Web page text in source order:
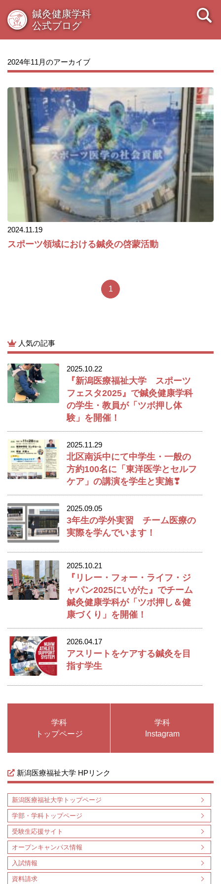
鍼灸健康学科
公式ブログ
2024年11月のアーカイブ
2024.11.19
スポーツ領域における鍼灸の啓蒙活動
1
人気の記事
2025.10.22
『新潟医療福祉大学 スポーツ
フェスタ2025』で鍼灸健康学科
の学生・教員が「ツボ押し体
験」を開催！
2025.11.29
北区南浜中にて中学生・一般の
方約100名に「東洋医学とセルフ
ケア」の講演を学生と実施❣
2025.09.05
3年生の学外実習 チーム医療の
実際を学んでいます！
2025.10.21
『リレー・フォー・ライフ・ジ
ャパン2025にいがた』でチーム
鍼灸健康学科が「ツボ押し＆健
康づくり」を開催！
2026.04.17
アスリートをケアする鍼灸を目
指す学生
学科
トップページ
学科
Instagram
新潟医療福祉大学 HPリンク
新潟医療福祉大学トップページ
学部・学科トップページ
受験生応援サイト
オープンキャンパス情報
入試情報
資料請求